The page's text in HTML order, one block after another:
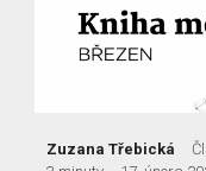
Zuzana Třebická